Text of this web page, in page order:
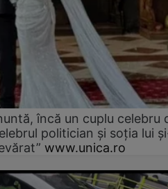
încă un cuplu celebru
politician și soția lui
www.unica.ro